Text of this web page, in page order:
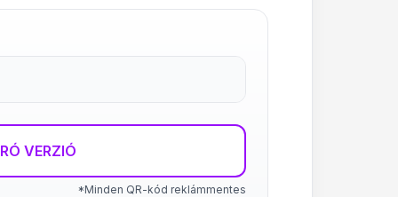
VERZIÓ
*Minden QR-kód reklámmentes